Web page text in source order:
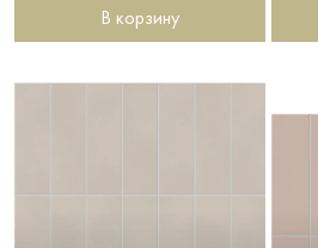
В корзину